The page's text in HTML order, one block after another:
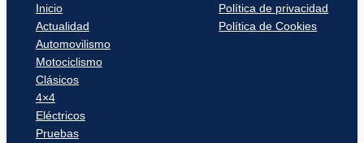
Inicio
Actualidad
Automovilismo
Motociclismo
Clásicos
4×4
Eléctricos
Pruebas
Política de privacidad
Política de Cookies